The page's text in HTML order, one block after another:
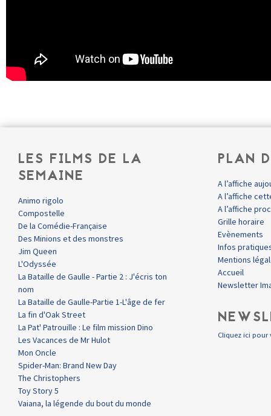
LES FILMS DE LA
SEMAINE
Animo rigolo
Compostelle
De la Comédie-Française
Des Minions et des monstres
Jim Queen
L'Odyssée
La Bataille de Gaulle - Partie 2 : J'écris ton
nom
La Bataille de Gaulle-Partie 1-L'âge de fer
La fin d'Oak Street
La Pat' Patrouille : Le film mission Dino
Les Vacances de Mr Hulot
Mon Oncle
Spider-Man: Brand New Day
The Christophers
Toy Story 5
Vaiana, la légende du bout du monde
PLAN
A l’affiche
A l’affiche
A l’affiche
Grille horaire
Evènements
Infos
Mentions
Accueil
Newsletter
Cliquez ici pour